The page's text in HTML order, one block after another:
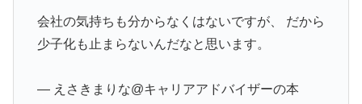
会社の気持ちも分からなくはないですが、 だから
少子化も止まらないんだなと思います。
— えさきまりな@キャリアアドバイザーの本